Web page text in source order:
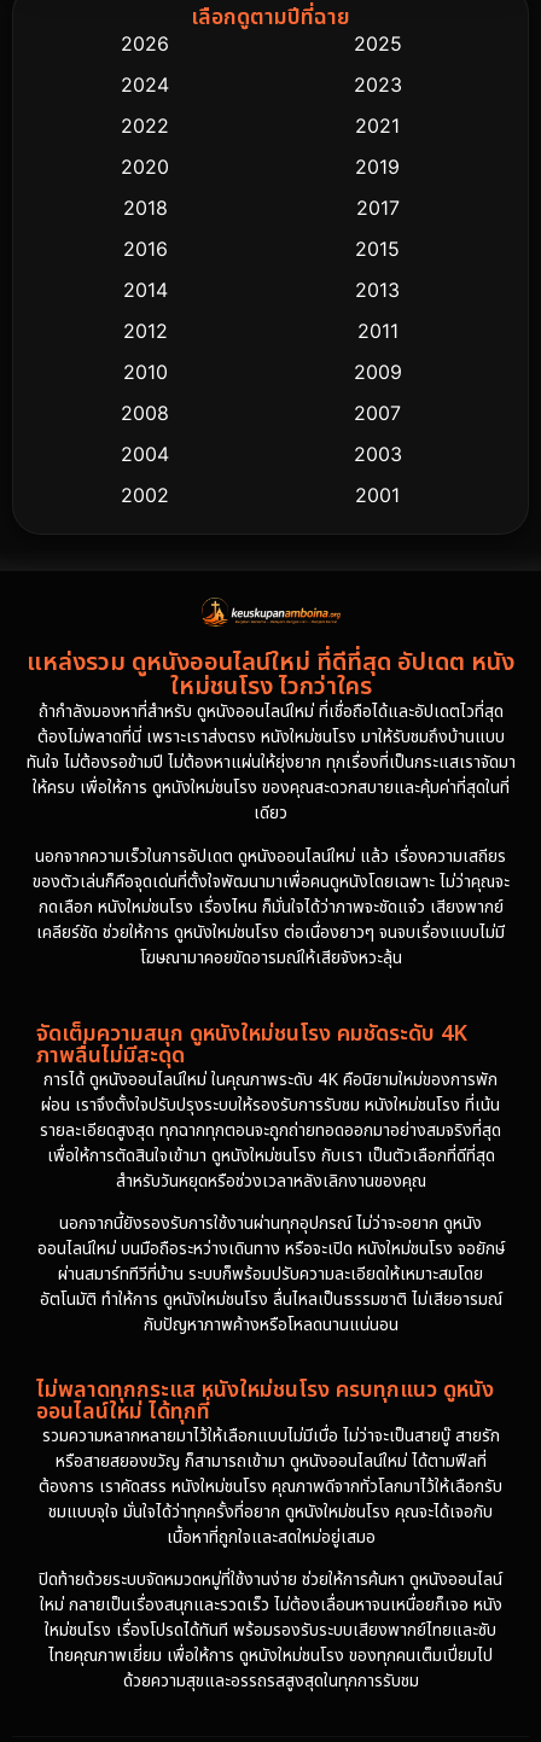
เลือกดูตามปีที่ฉาย
2026
2025
2024
2023
2022
2021
2020
2019
2018
2017
2016
2015
2014
2013
2012
2011
2010
2009
2008
2007
2004
2003
2002
2001
2000
1997
1986
1985
1981
1978
1974
แหล่งรวม ดูหนังออนไลน์ใหม่ ที่ดีที่สุด อัปเดต หนัง
ใหม่ชนโรง ไวกว่าใคร
ถ้ากำลังมองหาที่สำหรับ ดูหนังออนไลน์ใหม่ ที่เชื่อถือได้และอัปเดตไวที่สุด
ต้องไม่พลาดที่นี่ เพราะเราส่งตรง หนังใหม่ชนโรง มาให้รับชมถึงบ้านแบบ
ทันใจ ไม่ต้องรอข้ามปี ไม่ต้องหาแผ่นให้ยุ่งยาก ทุกเรื่องที่เป็นกระแสเราจัดมา
ให้ครบ เพื่อให้การ ดูหนังใหม่ชนโรง ของคุณสะดวกสบายและคุ้มค่าที่สุดในที่
เดียว
นอกจากความเร็วในการอัปเดต ดูหนังออนไลน์ใหม่ แล้ว เรื่องความเสถียร
ของตัวเล่นก็คือจุดเด่นที่ตั้งใจพัฒนามาเพื่อคนดูหนังโดยเฉพาะ ไม่ว่าคุณจะ
กดเลือก หนังใหม่ชนโรง เรื่องไหน ก็มั่นใจได้ว่าภาพจะชัดแจ๋ว เสียงพากย์
เคลียร์ชัด ช่วยให้การ ดูหนังใหม่ชนโรง ต่อเนื่องยาวๆ จนจบเรื่องแบบไม่มี
โฆษณามาคอยขัดอารมณ์ให้เสียจังหวะลุ้น
จัดเต็มความสนุก ดูหนังใหม่ชนโรง คมชัดระดับ 4K
ภาพลื่นไม่มีสะดุด
การได้ ดูหนังออนไลน์ใหม่ ในคุณภาพระดับ 4K คือนิยามใหม่ของการพัก
ผ่อน เราจึงตั้งใจปรับปรุงระบบให้รองรับการรับชม หนังใหม่ชนโรง ที่เน้น
รายละเอียดสูงสุด ทุกฉากทุกตอนจะถูกถ่ายทอดออกมาอย่างสมจริงที่สุด
เพื่อให้การตัดสินใจเข้ามา ดูหนังใหม่ชนโรง กับเรา เป็นตัวเลือกที่ดีที่สุด
สำหรับวันหยุดหรือช่วงเวลาหลังเลิกงานของคุณ
นอกจากนี้ยังรองรับการใช้งานผ่านทุกอุปกรณ์ ไม่ว่าจะอยาก ดูหนัง
ออนไลน์ใหม่ บนมือถือระหว่างเดินทาง หรือจะเปิด หนังใหม่ชนโรง จอยักษ์
ผ่านสมาร์ททีวีที่บ้าน ระบบก็พร้อมปรับความละเอียดให้เหมาะสมโดย
อัตโนมัติ ทำให้การ ดูหนังใหม่ชนโรง ลื่นไหลเป็นธรรมชาติ ไม่เสียอารมณ์
กับปัญหาภาพค้างหรือโหลดนานแน่นอน
ไม่พลาดทุกกระแส หนังใหม่ชนโรง ครบทุกแนว ดูหนัง
ออนไลน์ใหม่ ได้ทุกที่
รวมความหลากหลายมาไว้ให้เลือกแบบไม่มีเบื่อ ไม่ว่าจะเป็นสายบู๊ สายรัก
หรือสายสยองขวัญ ก็สามารถเข้ามา ดูหนังออนไลน์ใหม่ ได้ตามฟีลที่
ต้องการ เราคัดสรร หนังใหม่ชนโรง คุณภาพดีจากทั่วโลกมาไว้ให้เลือกรับ
ชมแบบจุใจ มั่นใจได้ว่าทุกครั้งที่อยาก ดูหนังใหม่ชนโรง คุณจะได้เจอกับ
เนื้อหาที่ถูกใจและสดใหม่อยู่เสมอ
ปิดท้ายด้วยระบบจัดหมวดหมู่ที่ใช้งานง่าย ช่วยให้การค้นหา ดูหนังออนไลน์
ใหม่ กลายเป็นเรื่องสนุกและรวดเร็ว ไม่ต้องเลื่อนหาจนเหนื่อยก็เจอ หนัง
ใหม่ชนโรง เรื่องโปรดได้ทันที พร้อมรองรับระบบเสียงพากย์ไทยและซับ
ไทยคุณภาพเยี่ยม เพื่อให้การ ดูหนังใหม่ชนโรง ของทุกคนเต็มเปี่ยมไป
ด้วยความสุขและอรรถรสสูงสุดในทุกการรับชม